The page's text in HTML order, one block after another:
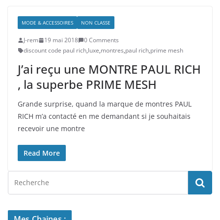
MODE & ACCESSOIRES NON CLASSE
J-rem 19 mai 2018
0 Comments
discount code paul rich,luxe,montres,paul rich,prime mesh
J’ai reçu une MONTRE PAUL RICH
, la superbe PRIME MESH
Grande surprise, quand la marque de montres PAUL
RICH m’a contacté en me demandant si je souhaitais
recevoir une montre
Read More